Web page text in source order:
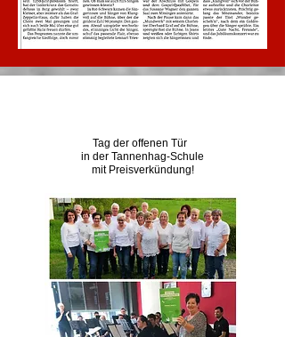
Tag der offenen Tür
in der Tannenhag-Schule
mit Preisverkündung!